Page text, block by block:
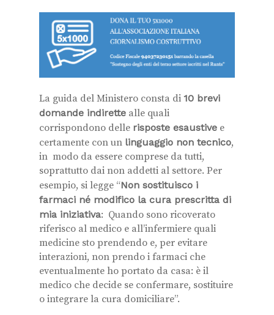
La guida del Ministero consta di 10 brevi
domande indirette alle quali
corrispondono delle risposte esaustive e
certamente con un linguaggio non tecnico,
in modo da essere comprese da tutti,
soprattutto dai non addetti al settore. Per
esempio, si legge “Non sostituisco i
farmaci né modifico la cura prescritta di
mia iniziativa: Quando sono ricoverato
riferisco al medico e all’infermiere quali
medicine sto prendendo e, per evitare
interazioni, non prendo i farmaci che
eventualmente ho portato da casa: è il
medico che decide se confermare, sostituire
o integrare la cura domiciliare”.